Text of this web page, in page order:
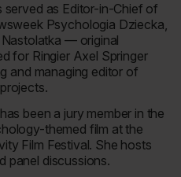
served as Editor-in-Chief of
Psychologia Dziecka,
— original
for Ringier Axel Springer
and managing editor of
been a jury member in the
themed film at the
Film Festival. She hosts
panel discussions.